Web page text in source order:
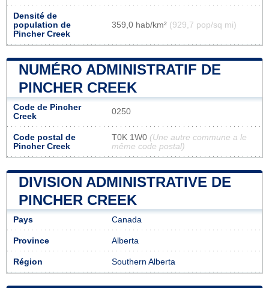
Densité de
population de
Pincher Creek
359,0 hab/km² (929,7 pop/sq mi)
NUMÉRO ADMINISTRATIF DE
PINCHER CREEK
Code de Pincher
Creek
0250
Code postal de
Pincher Creek
T0K 1W0 (Une autre commune a le
même code postal)
DIVISION ADMINISTRATIVE DE
PINCHER CREEK
Pays Canada
Province Alberta
Région Southern Alberta